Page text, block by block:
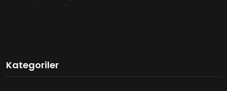
Kategoriler